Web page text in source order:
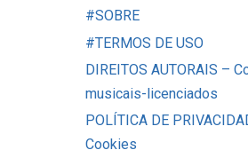
#SOBRE
#TERMOS DE USO
DIREITOS AUTORAIS –
musicais-licenciados
POLÍTICA DE
Cookies